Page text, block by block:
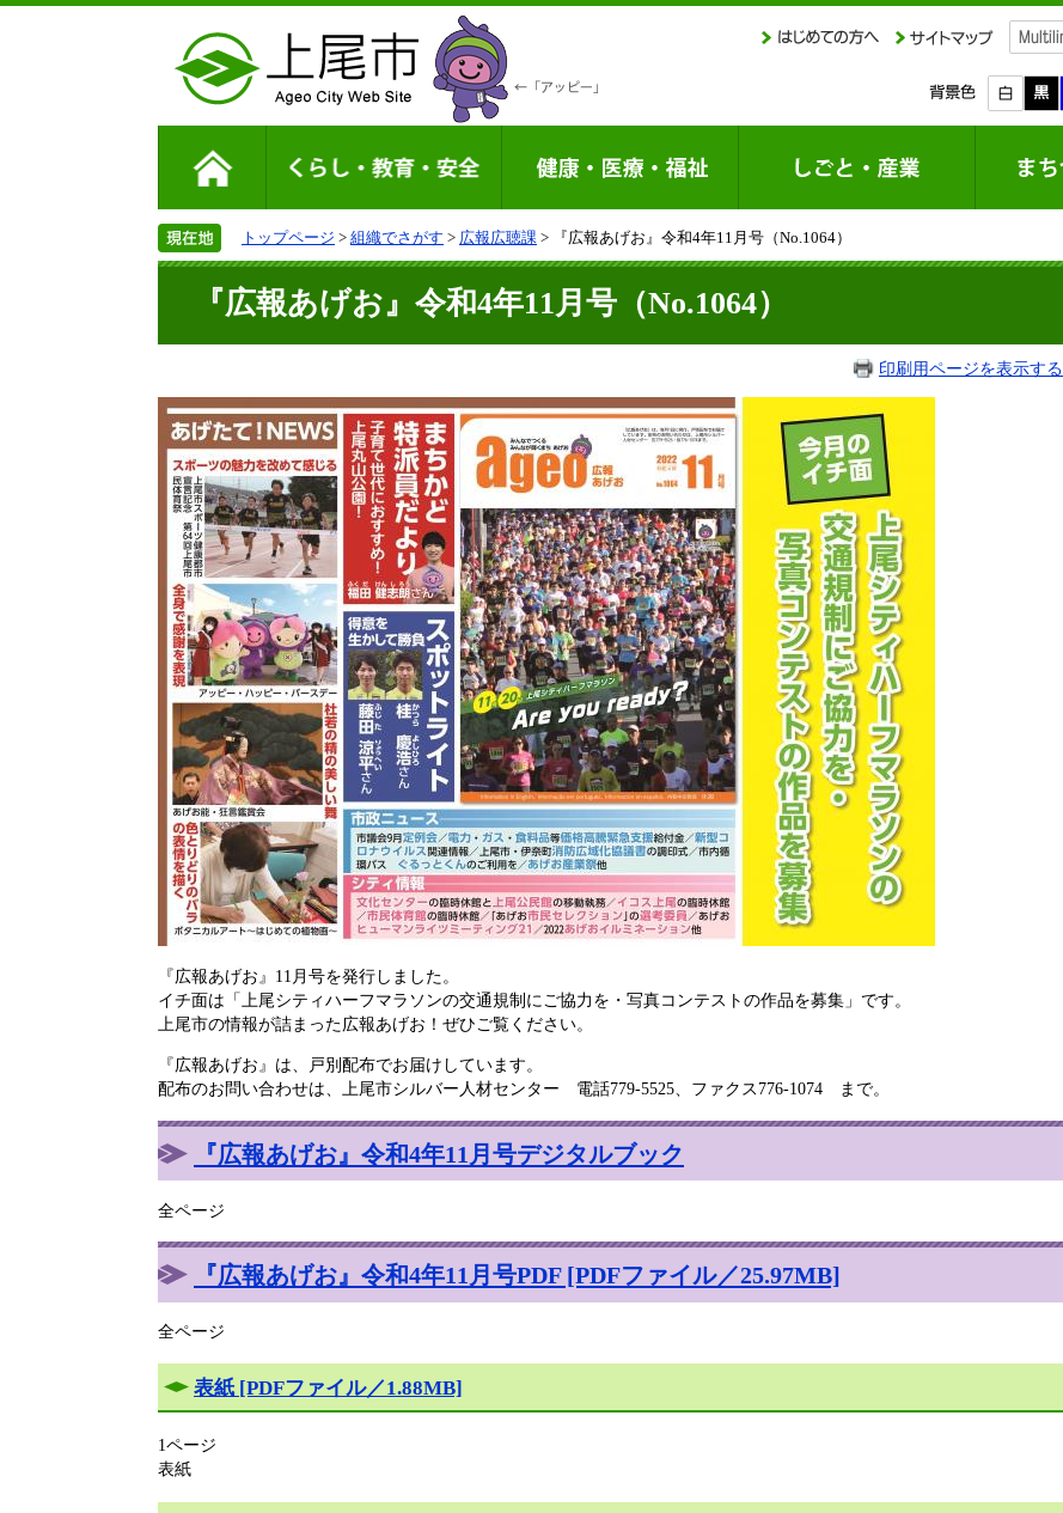
トップページ > 組織でさがす > 広報広聴課 > 『広報あげお』令和4年11月号（No.1064）
『広報あげお』令和4年11月号（No.1064）
印刷用ページを表示する
『広報あげお』11月号を発行しました。
イチ面は「上尾シティハーフマラソンの交通規制にご協力を・写真コンテストの作品を募集」です。
上尾市の情報が詰まった広報あげお！ぜひご覧ください。
『広報あげお』は、戸別配布でお届けしています。
配布のお問い合わせは、上尾市シルバー人材センター 電話779-5525、ファクス776-1074 まで。
『広報あげお』令和4年11月号デジタルブック
全ページ
『広報あげお』令和4年11月号PDF [PDFファイル／25.97MB]
全ページ
表紙 [PDFファイル／1.88MB]
1ページ
表紙